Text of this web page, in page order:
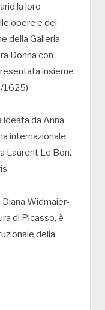
la loro
opere e dei
della Galleria
Donna con
insieme
1625)
ideata da Anna
internazionale
Laurent Le Bon,
Diana Widmaier-
di Picasso, è
della